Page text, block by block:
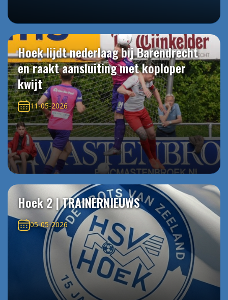
Hoek lijdt nederlaag bij Barendrecht
en raakt aansluiting met koploper
kwijt
11-05-2026
Hoek 2 | TRAINERNIEUWS
05-05-2026